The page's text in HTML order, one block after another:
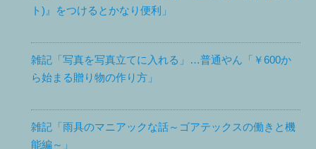
ト)』をつけるとかなり便利」
雑記「写真を写真立てに入れる」…普通やん「￥600か
ら始まる贈り物の作り方」
雑記「雨具のマニアックな話～ゴアテックスの働きと機
能編～」